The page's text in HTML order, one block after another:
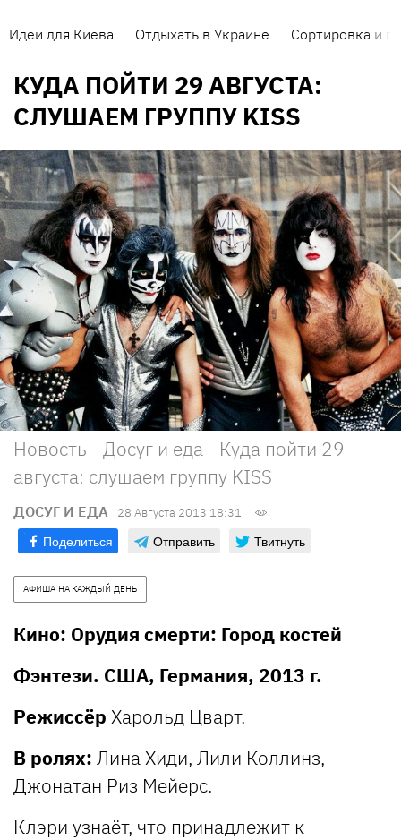
Идеи для Киева Отдыхать в Украине Сортировка и
КУДА ПОЙТИ 29 АВГУСТА:
СЛУШАЕМ ГРУППУ KISS
Новость - Досуг и еда - Куда пойти 29
августа: слушаем группу KISS
ДОСУГ И ЕДА 28 Августа 2013 18:31
Поделиться Отправить Твитнуть
АФИША НА КАЖДЫЙ ДЕНЬ
Кино: Орудия смерти: Город костей
Фэнтези. США, Германия, 2013 г.
Режиссёр Харольд Цварт.
В ролях: Лина Хиди, Лили Коллинз,
Джонатан Риз Мейерс.
Клэри узнаёт, что принадлежит к